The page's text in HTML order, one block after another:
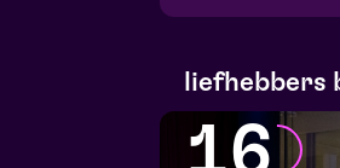
liefhebbers
16